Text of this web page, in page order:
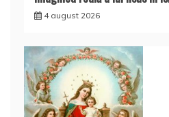
4 august 2026